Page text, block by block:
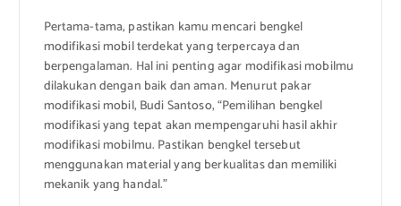
Pertama-tama, pastikan kamu mencari bengkel
modifikasi mobil terdekat yang terpercaya dan
berpengalaman. Hal ini penting agar modifikasi mobilmu
dilakukan dengan baik dan aman. Menurut pakar
modifikasi mobil, Budi Santoso, “Pemilihan bengkel
modifikasi yang tepat akan mempengaruhi hasil akhir
modifikasi mobilmu. Pastikan bengkel tersebut
menggunakan material yang berkualitas dan memiliki
mekanik yang handal.”